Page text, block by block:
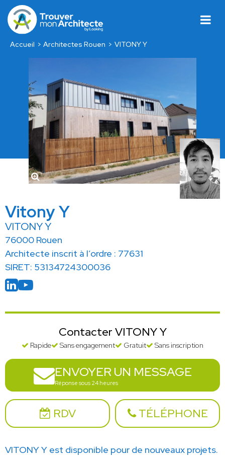
Accueil Architectes Rouen VITONY Y
Vitony Y
VITONY Y
76000 Rouen
Architecte inscrit à l’ordre : 77631
SIRET: 53134724300036
Contacter VITONY Y
Rapide Sans engagement Gratuit Sans inscription
ENVOYER UN MESSAGE
Réponse sous 24 heures
RDV TÉLÉPHONE
VITONY Y est disponible pour de nouveaux projets.